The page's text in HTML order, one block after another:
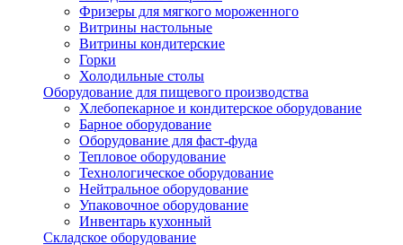
Фризеры для мягкого мороженного
Витрины настольные
Витрины кондитерские
Горки
Холодильные столы
Оборудование для пищевого производства
Хлебопекарное и кондитерское оборудование
Барное оборудование
Оборудование для фаст-фуда
Тепловое оборудование
Технологическое оборудование
Нейтральное оборудование
Упаковочное оборудование
Инвентарь кухонный
Складское оборудование